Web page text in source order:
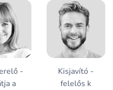
-
a
Kisjavító -
felelős k